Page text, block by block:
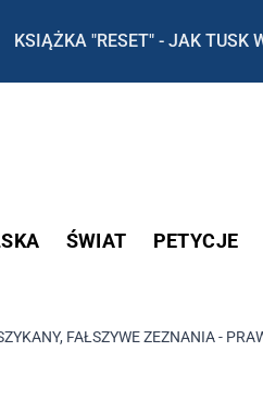
KSIĄŻKA "RESET" - JAK TUSK
ŚWIAT PETYCJE
FAŁSZYWE ZEZNANIA -